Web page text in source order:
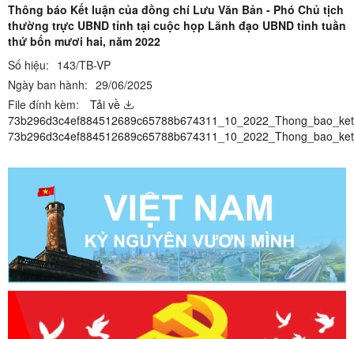
Thông báo Kết luận của đồng chí Lưu Văn Bản - Phó Chủ tịch
thường trực UBND tỉnh tại cuộc họp Lãnh đạo UBND tỉnh tuần
thứ bốn mươi hai, năm 2022
Số hiệu: 143/TB-VP
Ngày ban hành: 29/06/2025
File đính kèm:
Tải về